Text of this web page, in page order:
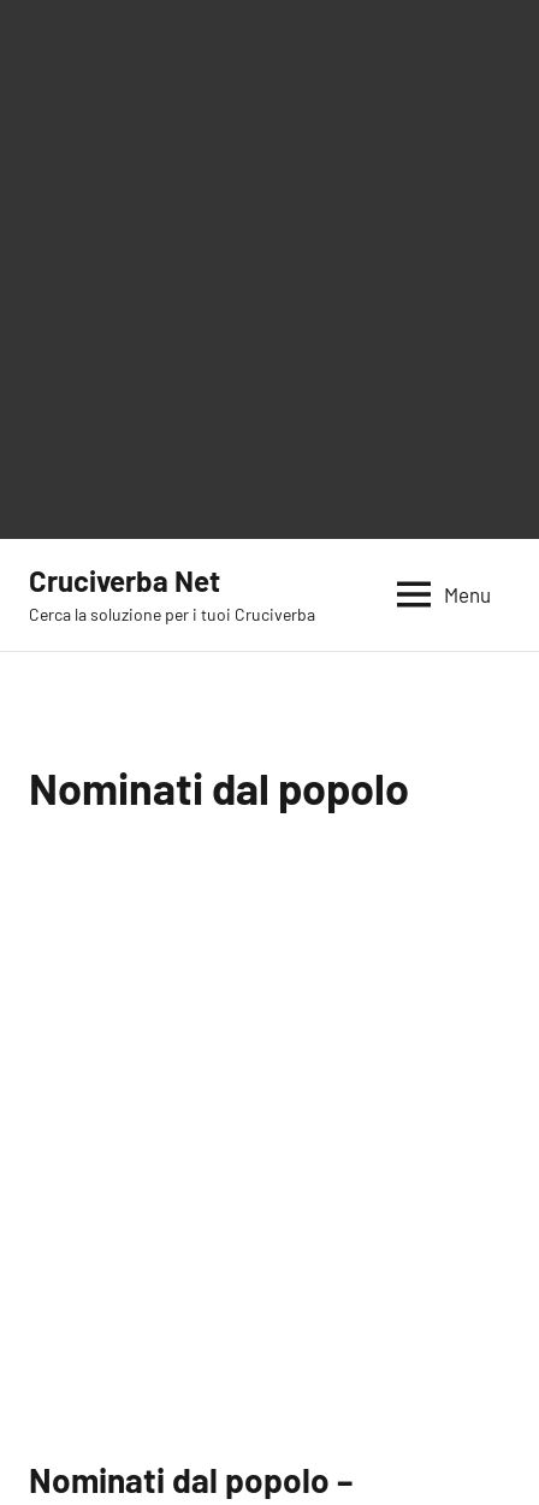
contenuto
Cruciverba Net
Cerca la soluzione per i tuoi Cruciverba
Menu
Nominati dal popolo
Nominati dal popolo –